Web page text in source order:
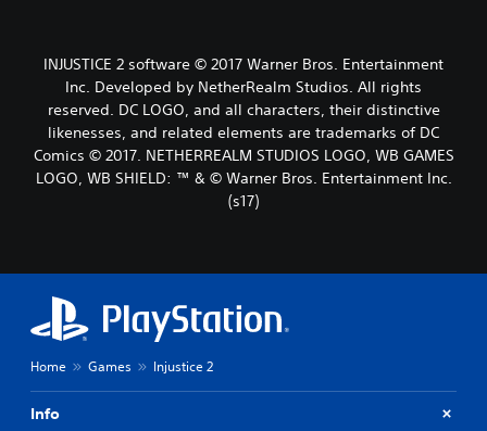
INJUSTICE 2 software © 2017 Warner Bros. Entertainment
Inc. Developed by NetherRealm Studios. All rights
reserved. DC LOGO, and all characters, their distinctive
likenesses, and related elements are trademarks of DC
Comics © 2017. NETHERREALM STUDIOS LOGO, WB GAMES
LOGO, WB SHIELD: ™ & © Warner Bros. Entertainment Inc.
(s17)
Home Games Injustice 2
Info